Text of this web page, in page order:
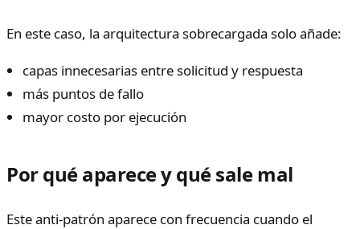
En este caso, la arquitectura sobrecargada solo añade:
capas innecesarias entre solicitud y respuesta
más puntos de fallo
mayor costo por ejecución
Por qué aparece y qué sale mal
Este anti-patrón aparece con frecuencia cuando el